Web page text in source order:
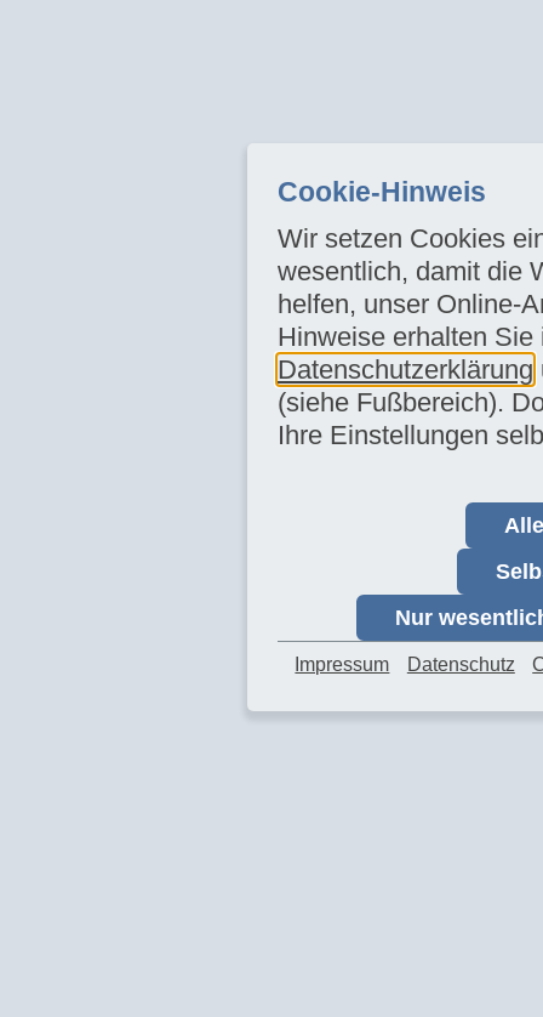
Cookie-Hinweis
Wir setzen Cookies
wesentlich, damit die
helfen, unser Online-
Hinweise erhalten Sie
Datenschutzerklärung
(siehe Fußbereich).
Ihre Einstellungen
Nur
Impressum Datenschutz